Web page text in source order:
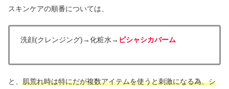
スキンケアの順番については、
洗顔(クレンジング)→化粧水→ ビシャシカバーム
と、 肌荒れ時は特にだが複数アイテムを使うと刺激になる為、シ